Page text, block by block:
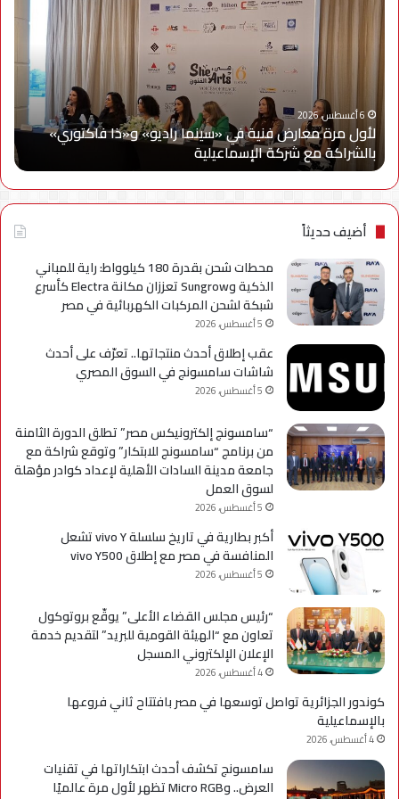
معارض
فنية
في
«سينما
راديو»
و«ذا
فاكتوري»
بالشراكة
مع
شركة
الإسماعيلية
6 أغسطس، 2026
لأول مرة معارض فنية في «سينما راديو» و«ذا فاكتوري»
بالشراكة مع شركة الإسماعيلية
مع
Cy
في
A
أضيف حديثاً
محطات شحن بقدرة 180 كيلوواط: راية للمباني
الذكية وSungrow تعززان مكانة Electra كأسرع
شبكة لشحن المركبات الكهربائية في مصر
5 أغسطس، 2026
عقب إطلاق أحدث منتجاتها.. تعرّف على أحدث
شاشات سامسونج في السوق المصري
5 أغسطس، 2026
“سامسونج إلكترونيكس مصر” تطلق الدورة الثامنة
من برنامج “سامسونج للابتكار” وتوقع شراكة مع
جامعة مدينة السادات الأهلية لإعداد كوادر مؤهلة
لسوق العمل
5 أغسطس، 2026
أكبر بطارية في تاريخ سلسلة vivo Y تشعل
المنافسة في مصر مع إطلاق vivo Y500
5 أغسطس، 2026
“رئيس مجلس القضاء الأعلى” يوقّع بروتوكول
تعاون مع “الهيئة القومية للبريد” لتقديم خدمة
الإعلان الإلكتروني المسجل
4 أغسطس، 2026
كوندور الجزائرية تواصل توسعها في مصر بافتتاح ثاني فروعها
بالإسماعيلية
4 أغسطس، 2026
سامسونج تكشف أحدث ابتكاراتها في تقنيات
العرض.. وMicro RGB تظهر لأول مرة عالميًا